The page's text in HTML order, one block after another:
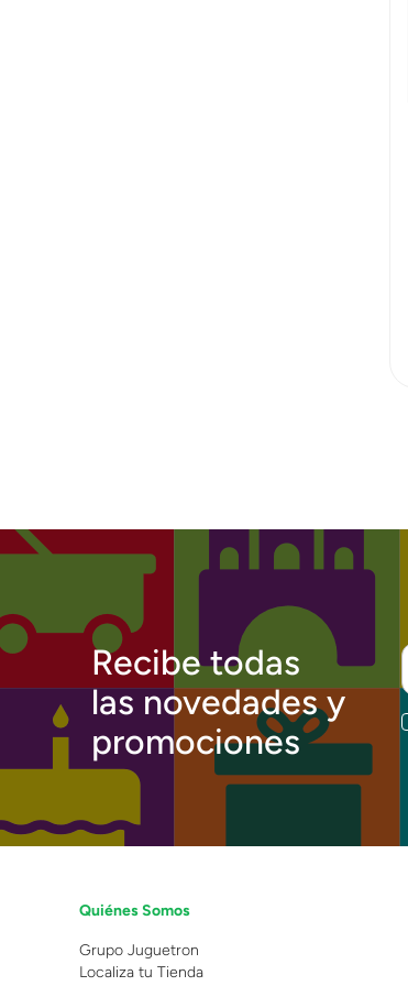
Recibe todas
las novedades y
promociones
Quiénes Somos
Grupo Juguetron
Localiza tu Tienda